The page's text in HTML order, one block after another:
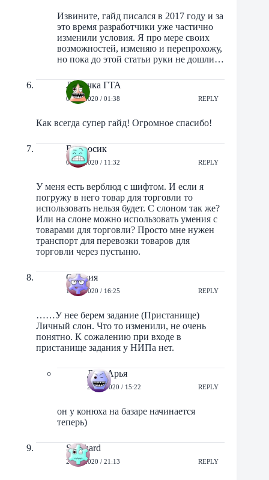
Извините, гайд писался в 2017 году и за
это время разработчики уже частично
изменили условия. Я про мере своих
возможностей, изменяю и перепрохожу,
но пока до этой статьи руки не дошли…
Леночка ГТА
02/06/2020 / 01:38 REPLY
Как всегда супер гайд! Огромное спасибо!
Вопросик
05/06/2020 / 11:32 REPLY
У меня есть верблюд с шифтом. И если я
погружу в него товар для торговли то
использовать нельзя будет. С слоном так же?
Или на слоне можно использовать умения с
товарами для торговли? Просто мне нужен
транспорт для перевозки товаров для
торговли через пустыню.
Оливия
12/08/2020 / 16:25 REPLY
……У нее берем задание (Пристанище)
Личный слон. Что то изменили, не очень
понятно. К сожалению при входе в
пристанище задания у НИПа нет.
ДартАрья
27/09/2020 / 15:22 REPLY
он у конюха на базаре начинается
теперь)
Skorhard
22/11/2020 / 21:13 REPLY